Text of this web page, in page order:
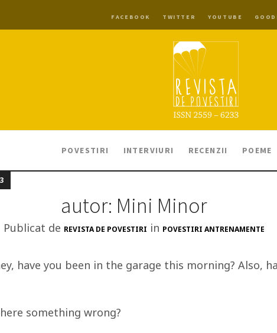
FACEBOOK TWITTER YOUTUBE
POVESTIRI INTERVIURI RECENZII POEME
autor: Mini Minor
Publicat de REVISTA DE POVESTIRI in POVESTIRI ANTRENAMENTE
have you been in the garage this morning? Also,
something wrong?